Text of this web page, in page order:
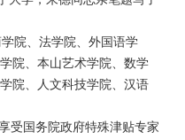
院、法学院、外国语学
院、本山艺术学院、数学
院、人文科技学院、汉语
受国务院政府特殊津贴专家